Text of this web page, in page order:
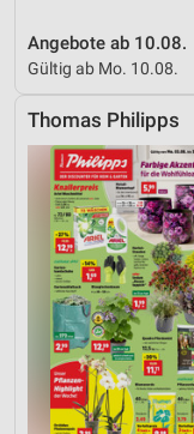
Angebote ab 10.08.
Gültig ab Mo. 10.08.
Thomas Philipps